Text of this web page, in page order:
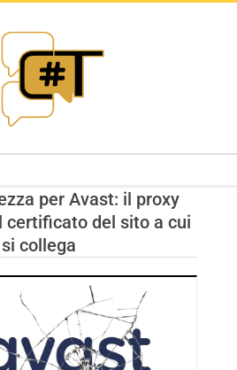
per Avast: il proxy
certificato del sito a cui
si collega